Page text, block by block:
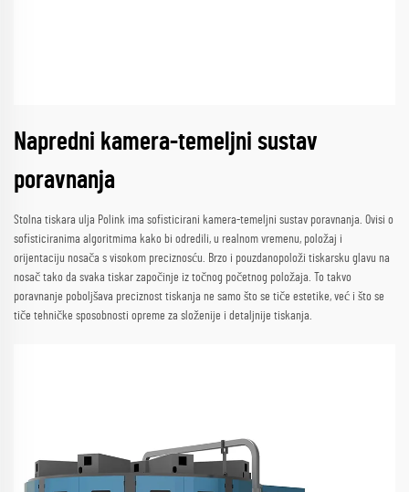
Napredni kamera-temeljni sustav
poravnanja
Stolna tiskara ulja Polink ima sofisticirani kamera-temeljni sustav poravnanja. Ovisi o
sofisticiranima algoritmima kako bi odredili, u realnom vremenu, položaj i
orijentaciju nosača s visokom preciznosću. Brzo i pouzdanopoloži tiskarsku glavu na
nosač tako da svaka tiskar započinje iz točnog početnog položaja. To takvo
poravnanje poboljšava preciznost tiskanja ne samo što se tiče estetike, već i što se
tiče tehničke sposobnosti opreme za složenije i detaljnije tiskanja.